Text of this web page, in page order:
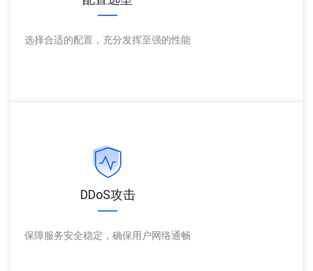
选择合适的配置，充分发挥至强的性能
DDoS攻击
保障服务安全稳定，确保用户网络通畅